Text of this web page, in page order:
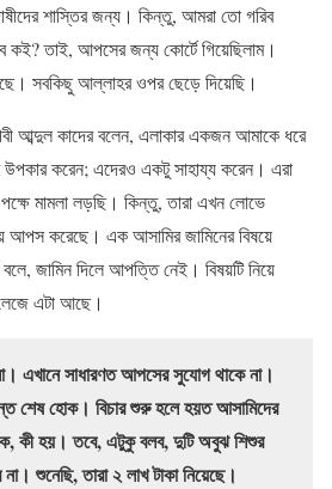
শাস্তির জন্য। কিন্তু, আমরা তো গরিব
কই? তাই, আপসের জন্য কোর্টে গিয়েছিলাম।
সবকিছু আল্লাহর ওপর ছেড়ে দিয়েছি।
আব্দুল কাদের বলেন, এলাকার একজন আমাকে ধরে
করেন; এদেরও একটু সাহায্য করেন। এরা
মামলা লড়ছি। কিন্তু, তারা এখন লোভে
আপস করেছে। এক আসামির জামিনের বিষয়ে
জামিন দিলে আপত্তি নেই। বিষয়টি নিয়ে
এটা আছে।
এখানে সাধারণত আপসের সুযোগ থাকে না।
শেষ হোক। বিচার শুরু হলে হয়ত আসামিদের
কী হয়। তবে, এটুকু বলব, দুটি অবুঝ শিশুর
শুনেছি, তারা ২ লাখ টাকা নিয়েছে।